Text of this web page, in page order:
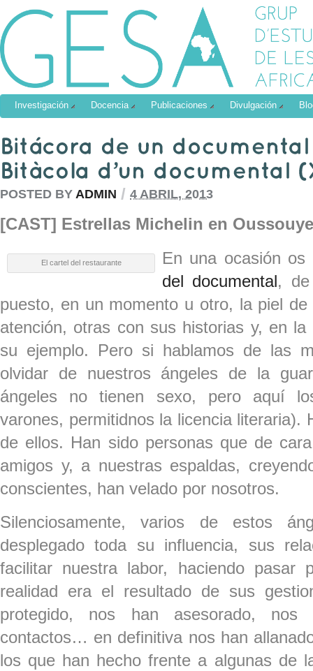
Investigación Docencia Publicaciones Divulgación
POSTED BY ADMIN / 4 ABRIL, 2013
[CAST] Estrellas Michelin en Oussouye
El cartel del restaurante
En una ocasión
del documental,
puesto, en un momento u otro, la piel
atención, otras con sus historias y, en
su ejemplo. Pero si hablamos de las
olvidar de nuestros ángeles de la
ángeles no tienen sexo, pero aquí
varones, permitidnos la licencia literaria).
de ellos. Han sido personas que de
amigos y, a nuestras espaldas,
conscientes, han velado por nosotros.
Silenciosamente, varios de estos
desplegado toda su influencia, sus
facilitar nuestra labor, haciendo pasar
realidad era el resultado de sus
protegido, nos han asesorado,
contactos… en definitiva nos han
los que han hecho frente a algunas de